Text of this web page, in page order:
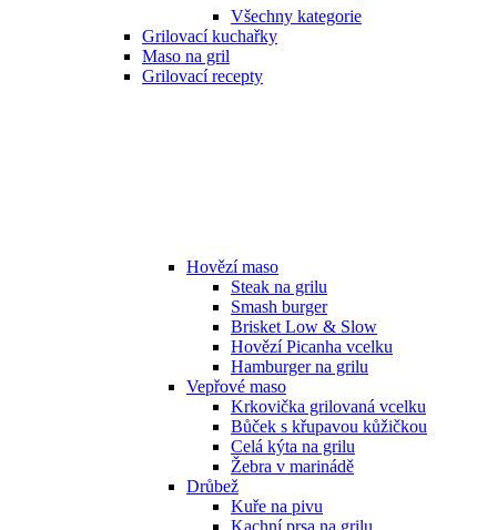
Všechny kategorie
Grilovací kuchařky
Maso na gril
Grilovací recepty
Hovězí maso
Steak na grilu
Smash burger
Brisket Low & Slow
Hovězí Picanha vcelku
Hamburger na grilu
Vepřové maso
Krkovička grilovaná vcelku
Bůček s křupavou kůžičkou
Celá kýta na grilu
Žebra v marinádě
Drůbež
Kuře na pivu
Kachní prsa na grilu